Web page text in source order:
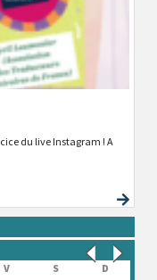
du live Instagram ! A
V S D